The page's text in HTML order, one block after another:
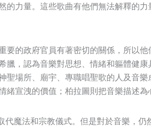
的力量。這些歌曲有他們無法解釋的
要的政府官員有著密切的關係，所以
，認為音樂對思想、情緒和軀體健
聖場所、廟宇、專職唱聖歌的人及音
宣洩的價值；柏拉圖則把音樂描述為
代魔法和宗教儀式。但是對於音樂，